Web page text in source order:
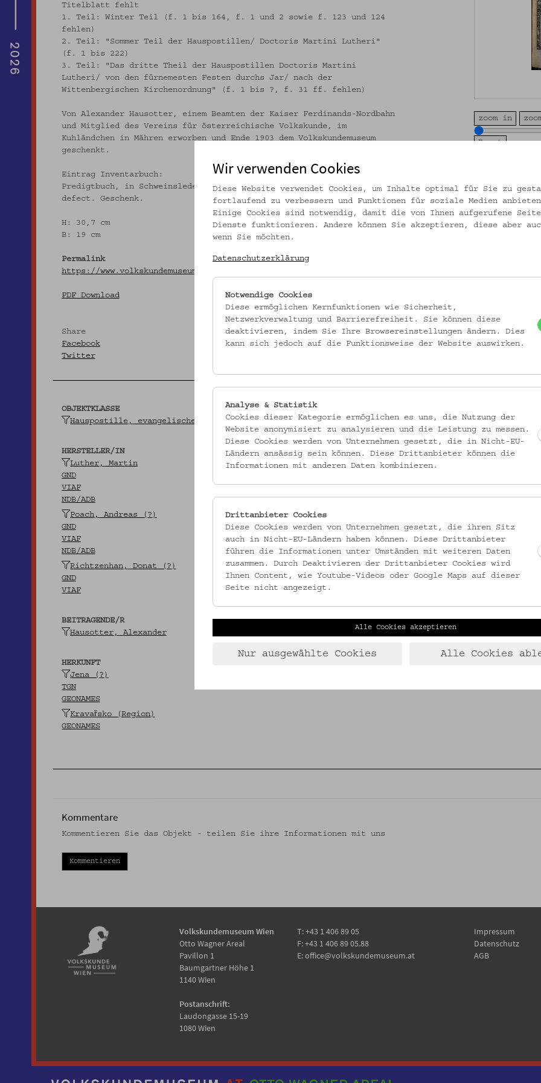
Titelblatt fehlt
1. Teil: Winter Teil (f. 1 bis 164, f. 1 und 2 sowie f. 123 und 124
fehlen)
2. Teil: "Sommer Teil der Hauspostillen/ Doctoris Martini Lutheri"
(f. 1 bis 222)
3. Teil: "Das dritte Theil der Hauspostillen Doctoris Martini
Lutheri/ von den fürnemesten Festen durchs Jar/ nach der
Wittenbergischen Kirchenordnung" (f. 1 bis ?, f. 31 ff. fehlen)
Von Alexander Hausotter, einem Beamten der Kaiser Ferdinands-Nordbahn
und Mitglied des Vereins für österreichische Volkskunde, im
Kuhländchen in Mähren erworben und Ende 1903 dem Volkskundemuseum
geschenkt.
Eintrag Inventarbuch:
Predigtbuch, in Schweinsleder gebunden, unvollständig erhalten, sehr
defect. Geschenk.
H: 30,7 cm
B: 19 cm
Permalink
https://www.volkskundemuseum.at/onlinesammlungen/oemv13658_t001f048r
PDF Download
Share
Facebook
Twitter
zoom in
OBJEKTKLASSE
Hauspostille, evangelische
HERSTELLER/IN
Luther, Martin
GND
VIAF
NDB/ADB
Poach, Andreas (?)
GND
VIAF
NDB/ADB
Richtzenhan, Donat (?)
GND
VIAF
BEITRAGENDE/R
Hausotter, Alexander
HERKUNFT
Jena (?)
TGN
GEONAMES
Kravařsko (Region)
GEONAMES
Vermutlich 1571
MATERIAL
Papier
ABBILDUNG
Biblisches Ereignis
Gedrucktes: Hauspostille
Kommentare
Kommentieren Sie das Objekt - teilen Sie ihre Informationen mit uns
Kommentieren
Volkskundemuseum Wien
Otto Wagner Areal
Pavillon 1
Baumgartner Höhe 1
1140 Wien
Postanschrift:
Laudongasse 15-19
1080 Wien
T:+43 1 406 89 05
F: +43 1 406 89 05.88
E:office@volkskundemuseum.at
Impressum
Datenschutz
AGB
Wir verwenden Cookies
Diese Website verwendet Cookies, um Inhalte optimal für Sie zu
fortlaufend zu verbessern und Funktionen für soziale Medien anbieten
Einige Cookies sind notwendig, damit die von Ihnen aufgerufene
Dienste funktionieren. Andere können Sie akzeptieren, diese aber
wenn Sie möchten.
Datenschutzerklärung
Notwendige Cookies
Diese ermöglichen Kernfunktionen wie Sicherheit,
Netzwerkverwaltung und Barrierefreiheit. Sie können diese
deaktivieren, indem Sie Ihre Browsereinstellungen ändern. Dies
kann sich jedoch auf die Funktionsweise der Website auswirken.
Analyse & Statistik
Cookies dieser Kategorie ermöglichen es uns, die Nutzung der
Website anonymisiert zu analysieren und die Leistung zu messen.
Diese Cookies werden von Unternehmen gesetzt, die in Nicht-EU-
Ländern ansässig sein können. Diese Drittanbieter können die
Informationen mit anderen Daten kombinieren.
Drittanbieter Cookies
Diese Cookies werden von Unternehmen gesetzt, die ihren Sitz
auch in Nicht-EU-Ländern haben können. Diese Drittanbieter
führen die Informationen unter Umständen mit weiteren Daten
zusammen. Durch Deaktivieren der Drittanbieter Cookies wird
Ihnen Content, wie Youtube-Videos oder Google Maps auf dieser
Seite nicht angezeigt.
Alle Cookies akzeptieren
Nur ausgewählte Cookies Alle Cookies